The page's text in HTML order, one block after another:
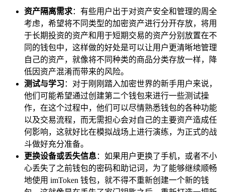
资产隔离需求：有些用户出于对资产安全和管理的周全
考虑，希望将不同类型的加密资产进行分开存放，将用
于长期投资的资产和用于短期交易的资产分别放置在不
同的钱包中，这样做的好处是可以让用户更清晰地管理
自己的资产，就像将不同种类的商品分类存放一样，降
低因资产混淆而带来的风险。
测试与学习 ：对于刚刚踏入加密世界的新手用户来说，
他们可能希望通过创建第二个钱包来进行一些测试操
作，在这个过程中，他们可以尽情熟悉钱包的各种功能
以及交易流程，而无需担心会对自己的主要资产造成任
何影响，这就好比在模拟战场上进行演练，为正式的战
斗做好充分准备。
更换设备或丢失信息：如果用户更换了手机，或者不小
心丢失了之前钱包的密码和助记词，为了能够继续顺畅
地使用 imToken 钱包，就不得不重新创建一个新的钱